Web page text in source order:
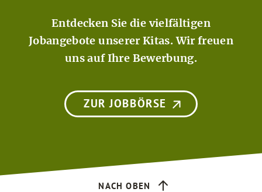
Entdecken Sie die vielfältigen
Jobangebote unserer Kitas. Wir freuen
uns auf Ihre Bewerbung.
ZUR JOBBÖRSE
NACH OBEN